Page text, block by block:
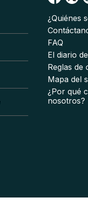
¿Quiénes
FAQ
El diario
Reglas de
Mapa del
¿Por qué
nosotros?